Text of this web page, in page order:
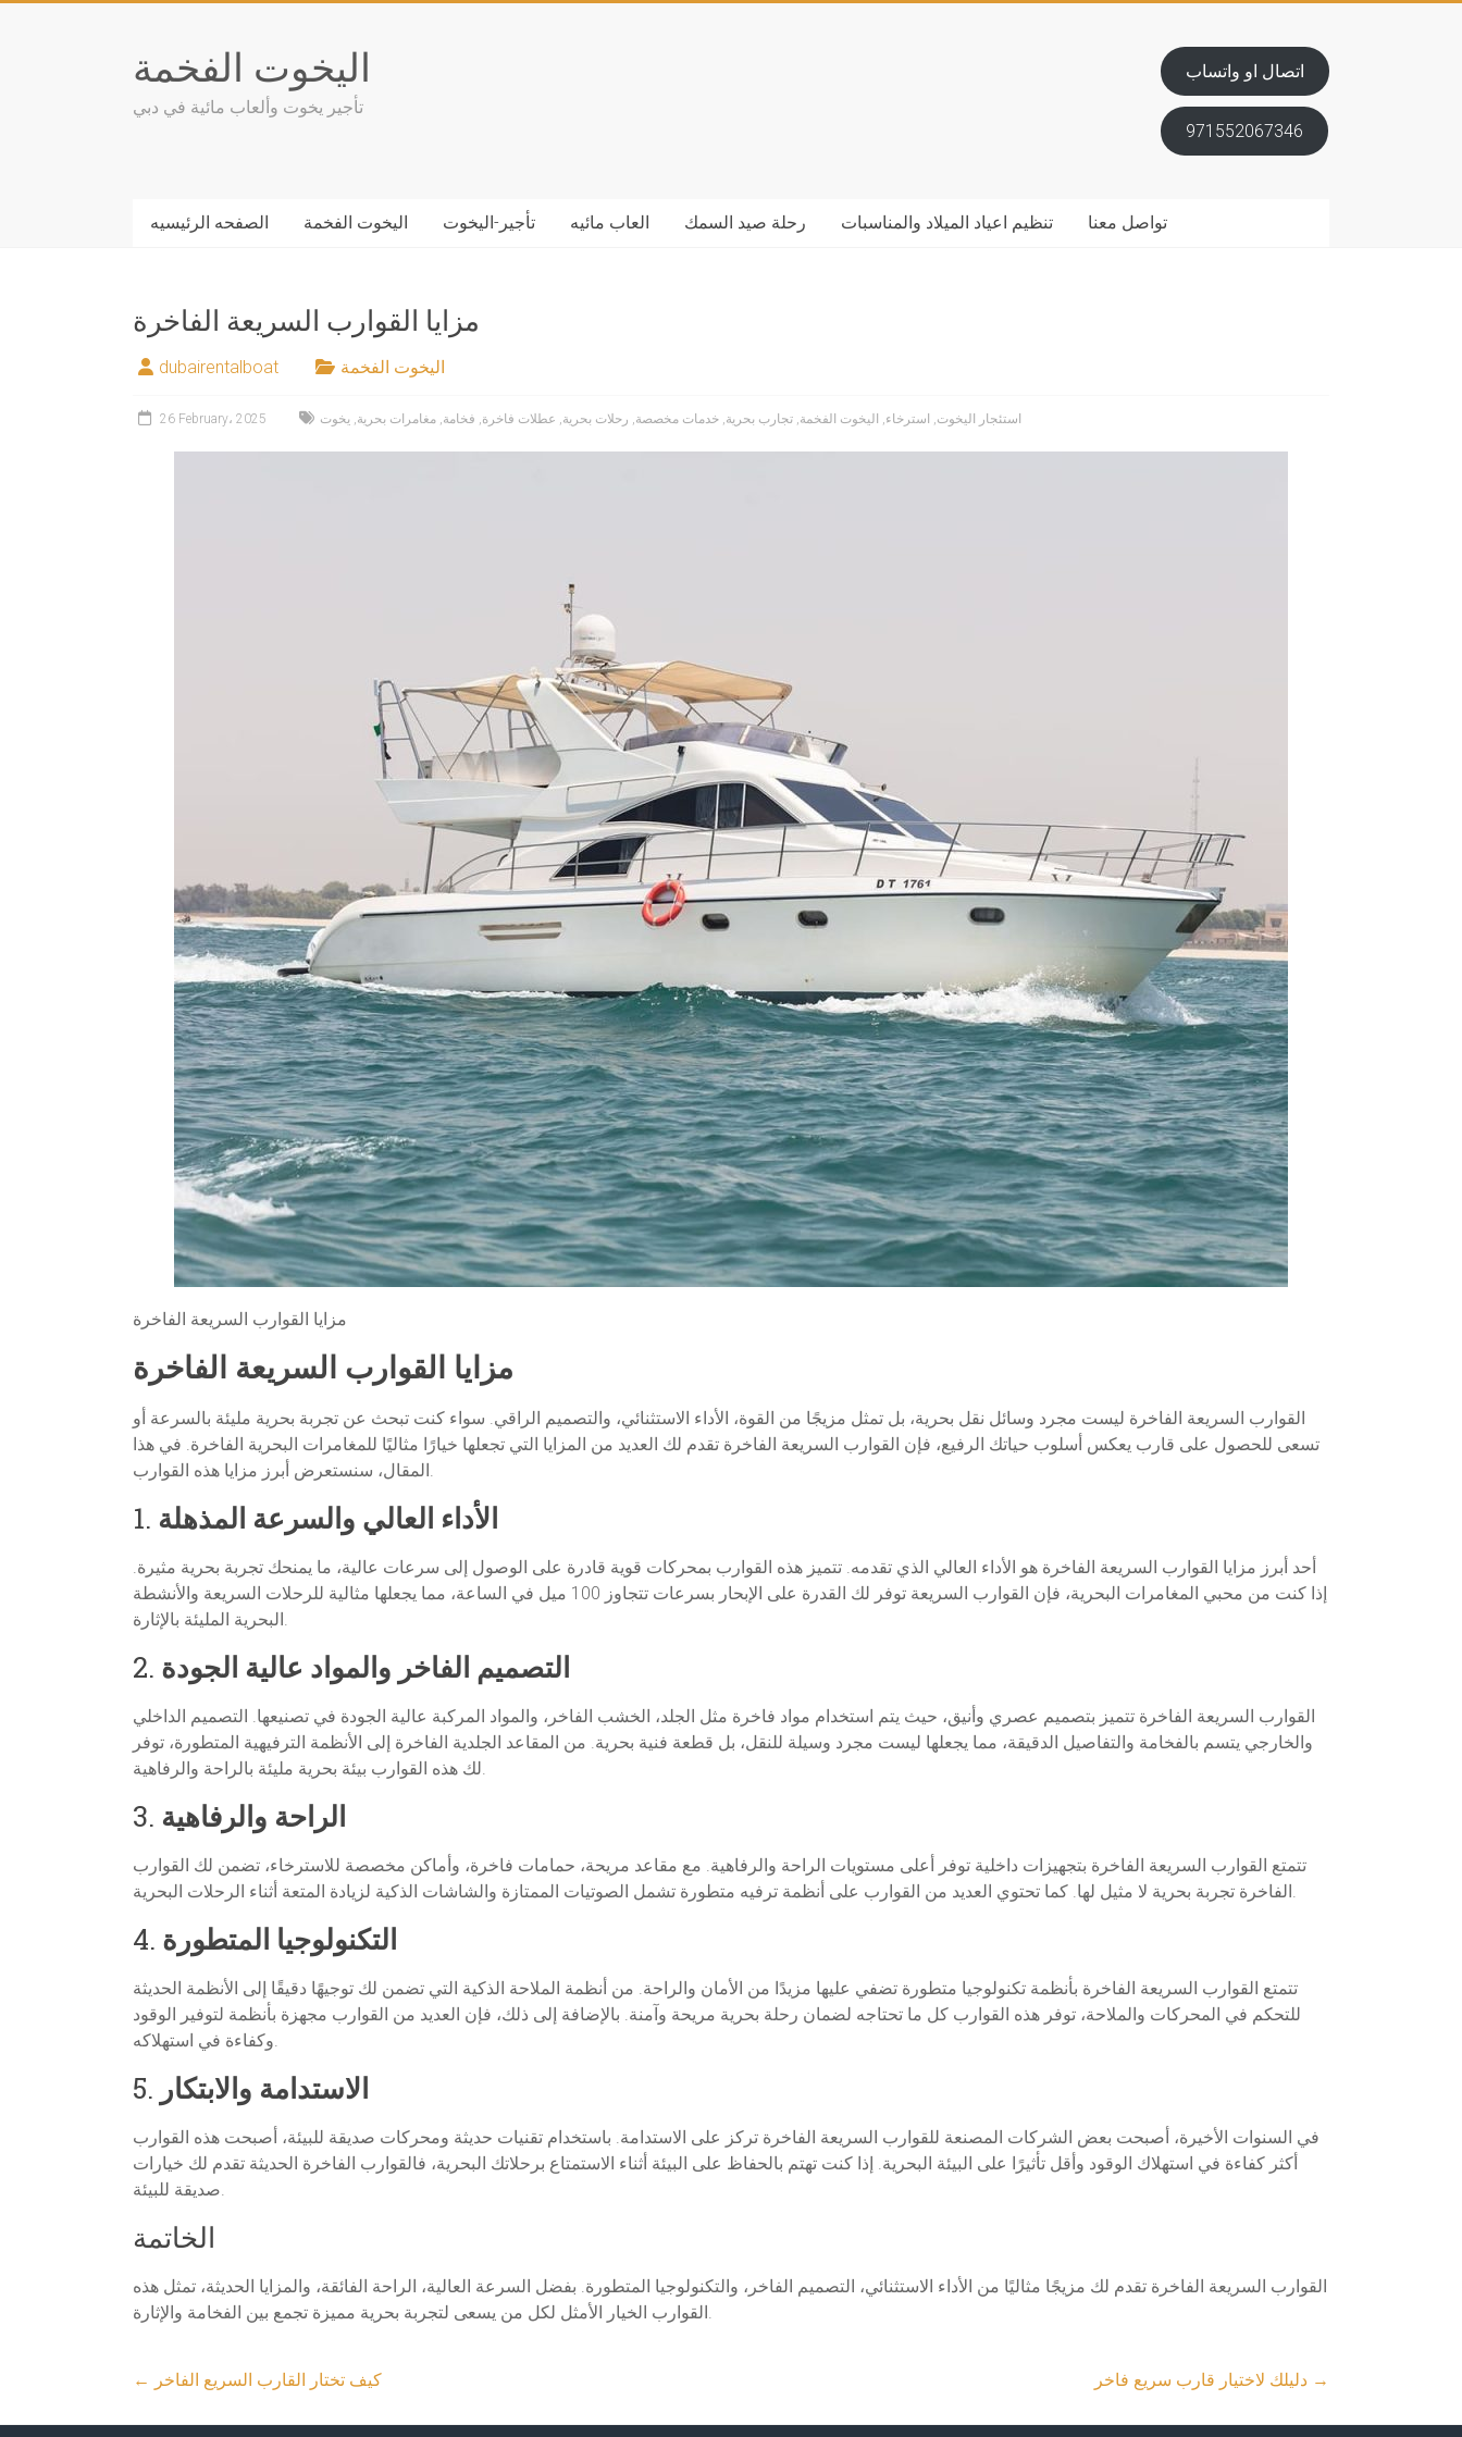
اليخوت الفخمة
تأجير يخوت وألعاب مائية في دبي
اتصال او واتساب
971552067346
الصفحه الرئيسيه اليخوت الفخمة تأجير-اليخوت العاب مائيه رحلة صيد السمك تنظيم اعياد الميلاد والمناسبات تواصل معنا
مزايا القوارب السريعة الفاخرة
dubairentalboat اليخوت الفخمة
26 February، 2025 استئجار اليخوت, استرخاء, اليخوت الفخمة, تجارب بحرية, خدمات مخصصة, رحلات بحرية, عطلات فاخرة, فخامة, مغامرات بحرية, يخوت
مزايا القوارب السريعة الفاخرة
مزايا القوارب السريعة الفاخرة
القوارب السريعة الفاخرة ليست مجرد وسائل نقل بحرية، بل تمثل مزيجًا من القوة، الأداء الاستثنائي، والتصميم الراقي. سواء كنت تبحث عن تجربة بحرية مليئة بالسرعة أو
تسعى للحصول على قارب يعكس أسلوب حياتك الرفيع، فإن القوارب السريعة الفاخرة تقدم لك العديد من المزايا التي تجعلها خيارًا مثاليًا للمغامرات البحرية الفاخرة. في هذا
المقال، سنستعرض أبرز مزايا هذه القوارب.
1. الأداء العالي والسرعة المذهلة
أحد أبرز مزايا القوارب السريعة الفاخرة هو الأداء العالي الذي تقدمه. تتميز هذه القوارب بمحركات قوية قادرة على الوصول إلى سرعات عالية، ما يمنحك تجربة بحرية مثيرة.
إذا كنت من محبي المغامرات البحرية، فإن القوارب السريعة توفر لك القدرة على الإبحار بسرعات تتجاوز 100 ميل في الساعة، مما يجعلها مثالية للرحلات السريعة والأنشطة
البحرية المليئة بالإثارة.
2. التصميم الفاخر والمواد عالية الجودة
القوارب السريعة الفاخرة تتميز بتصميم عصري وأنيق، حيث يتم استخدام مواد فاخرة مثل الجلد، الخشب الفاخر، والمواد المركبة عالية الجودة في تصنيعها. التصميم الداخلي
والخارجي يتسم بالفخامة والتفاصيل الدقيقة، مما يجعلها ليست مجرد وسيلة للنقل، بل قطعة فنية بحرية. من المقاعد الجلدية الفاخرة إلى الأنظمة الترفيهية المتطورة، توفر
لك هذه القوارب بيئة بحرية مليئة بالراحة والرفاهية.
3. الراحة والرفاهية
تتمتع القوارب السريعة الفاخرة بتجهيزات داخلية توفر أعلى مستويات الراحة والرفاهية. مع مقاعد مريحة، حمامات فاخرة، وأماكن مخصصة للاسترخاء، تضمن لك القوارب
الفاخرة تجربة بحرية لا مثيل لها. كما تحتوي العديد من القوارب على أنظمة ترفيه متطورة تشمل الصوتيات الممتازة والشاشات الذكية لزيادة المتعة أثناء الرحلات البحرية.
4. التكنولوجيا المتطورة
تتمتع القوارب السريعة الفاخرة بأنظمة تكنولوجيا متطورة تضفي عليها مزيدًا من الأمان والراحة. من أنظمة الملاحة الذكية التي تضمن لك توجيهًا دقيقًا إلى الأنظمة الحديثة
للتحكم في المحركات والملاحة، توفر هذه القوارب كل ما تحتاجه لضمان رحلة بحرية مريحة وآمنة. بالإضافة إلى ذلك، فإن العديد من القوارب مجهزة بأنظمة لتوفير الوقود
وكفاءة في استهلاكه.
5. الاستدامة والابتكار
في السنوات الأخيرة، أصبحت بعض الشركات المصنعة للقوارب السريعة الفاخرة تركز على الاستدامة. باستخدام تقنيات حديثة ومحركات صديقة للبيئة، أصبحت هذه القوارب
أكثر كفاءة في استهلاك الوقود وأقل تأثيرًا على البيئة البحرية. إذا كنت تهتم بالحفاظ على البيئة أثناء الاستمتاع برحلاتك البحرية، فالقوارب الفاخرة الحديثة تقدم لك خيارات
صديقة للبيئة.
الخاتمة
القوارب السريعة الفاخرة تقدم لك مزيجًا مثاليًا من الأداء الاستثنائي، التصميم الفاخر، والتكنولوجيا المتطورة. بفضل السرعة العالية، الراحة الفائقة، والمزايا الحديثة، تمثل هذه
القوارب الخيار الأمثل لكل من يسعى لتجربة بحرية مميزة تجمع بين الفخامة والإثارة.
← كيف تختار القارب السريع الفاخر →